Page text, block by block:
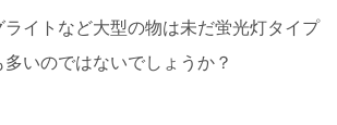
ライトなど大型の物は未だ蛍光灯タイプ
いのではないでしょうか？